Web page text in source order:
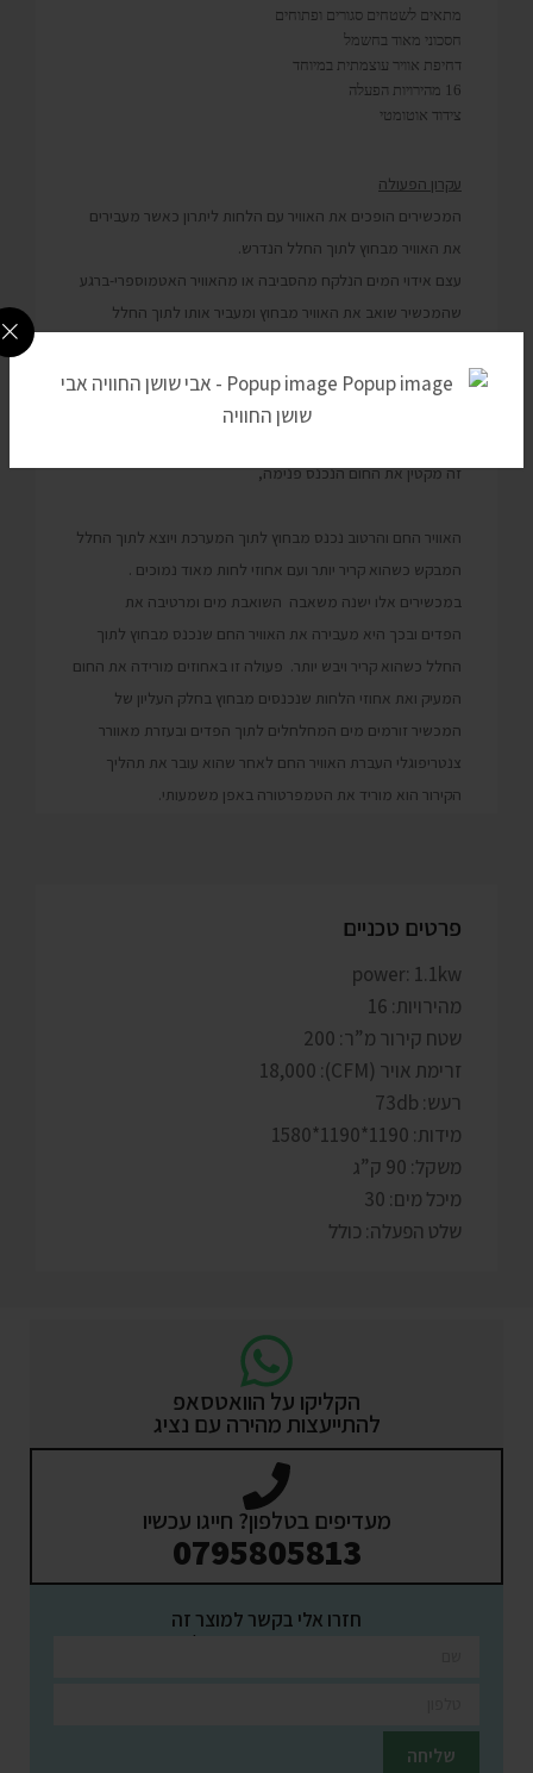
מתאים לשטחים סגורים ופתוחים
חסכוני מאוד בחשמל
דחיפת אוויר עוצמתית במיוחד
16 מהירויות הפעלה
צידוד אוטומטי
עקרון הפעולה
המכשירים הופכים את האוויר עם הלחות ליתרון כאשר מעבירים
את האוויר מבחוץ לתוך החלל הנדרש.
עצם אידוי המים הנלקח מהסביבה או מהאוויר האטמוספרי-ברגע
שהמכשיר שואב את האוויר מבחוץ ומעביר אותו לתוך החלל
בגזים מיותרים.
פרט לשימוש באנרגיה חשמלית קטנה,בעזרת המאוורר האוויר
זה מקטין את החום הנכנס פנימה,
האוויר החם והרטוב נכנס מבחוץ לתוך המערכת ויוצא לתוך החלל
המבקש כשהוא קריר יותר ועם אחוזי לחות מאוד נמוכים .
במכשירים אלו ישנה משאבה השואבת מים ומרטיבה את
הפדים ובכך היא מעבירה את האוויר החם שנכנס מבחוץ לתוך
החלל כשהוא קריר ויבש יותר. פעולה זו באחוזים מורידה את החום
המעיק ואת אחוזי הלחות שנכנסים מבחוץ בחלק העליון של
המכשיר זורמים מים המחלחלים לתוך הפדים ובעזרת מאוורר
צנטריפוגלי העברת האוויר החם לאחר שהוא עובר את תהליך
הקירור הוא מוריד את הטמפרטורה באפן משמעותי.
פרטים טכניים
power: 1.1kw
מהירויות: 16
שטח קירור מ”ר: 200
זרימת אויר (CFM): 18,000
רעש: 73db
מידות: 1190*1190*1580
משקל: 90 ק”ג
מיכל מים: 30
שלט הפעלה: כולל
הקליקו על הוואטסאפ
להתייעצות מהירה עם נציג
מעדיפים בטלפון? חייגו עכשיו
0795805813
חזרו אלי בקשר למוצר זה
השאירו פרטים ונציגינו יחזרו אליכם בהקדם